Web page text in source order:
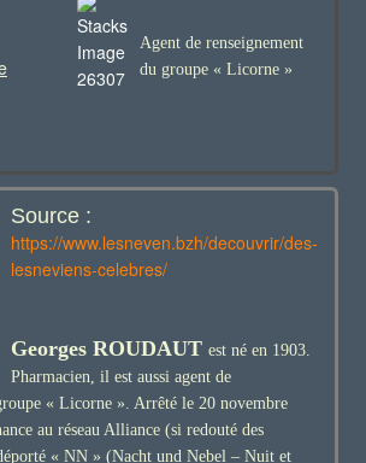
Agent de renseignement
du groupe « Licorne »
Source :
https://www.lesneven.bzh/decouvrir/des-
lesneviens-celebres/
Georges ROUDAUT est né en 1903.
Pharmacien, il est aussi agent de
« Licorne ». Arrêté le 20 novembre
au réseau Alliance (si redouté des
« NN » (Nacht und Nebel – Nuit et